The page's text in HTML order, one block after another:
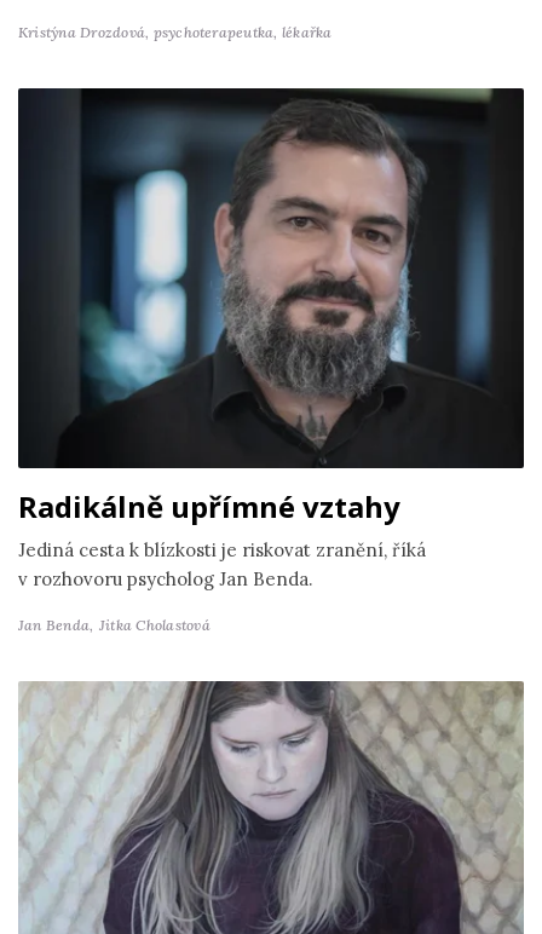
Kristýna Drozdová, psychoterapeutka, lékařka
Radikálně upřímné vztahy
Jediná cesta k blízkosti je riskovat zranění, říká
v rozhovoru psycholog Jan Benda.
Jan Benda, Jitka Cholastová